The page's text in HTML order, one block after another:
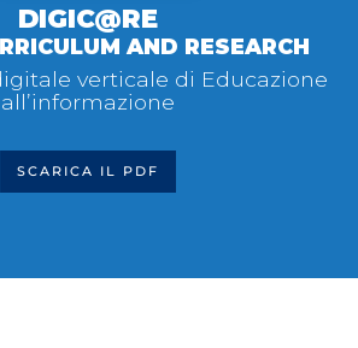
DIGIC@RE
AND RESEARCH
verticale di Educazione
all’informazione
SCARICA IL PDF